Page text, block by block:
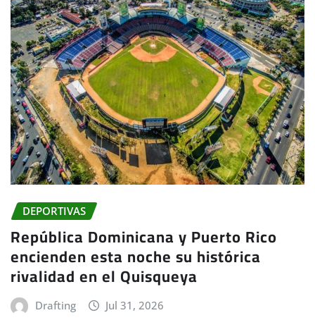
DEPORTIVAS
República Dominicana y Puerto Rico
encienden esta noche su histórica
rivalidad en el Quisqueya
Drafting Jul 31, 2026